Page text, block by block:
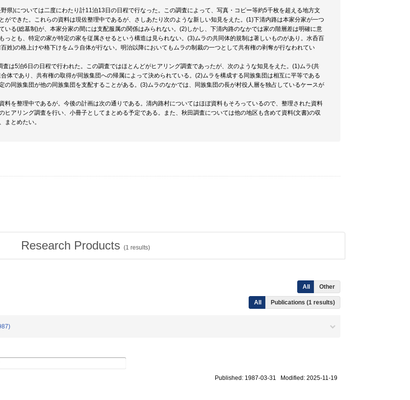
県)については二度にわたり計11泊13日の日程で行なった。この調査によって、写真・コピー等約5千枚を超える地方文
ができた。これらの資料は現佐整理中であるが、さしあたり次のような新しい知見をえた。(1)下清内路は本家分家が一つ
いる(総墓制)が、本家分家の間には支配服属の関係はみられない。(2)しかし、下清内路のなかでは家の階層差は明確に意
っとも、特定の家が特定の家を従属させるという構造は見られない。(3)ムラの共同体的規制は著しいものがあり。水呑百
姓)の格上けや格下けをムラ自体が行ない。明治以降においてもムラの制裁の一つとして共有権の剥奪が行なわれてい
査は5泊6日の日程で行われた。この調査ではほとんどがヒアリング調査であったが、次のような知見をえた。(1)ムラ(共
体であり、共有権の取得が同族集団への帰属によって決められている。(2)ムラを構成する同族集団は相互に平等である
の同族集団が他の同族集団を支配することがある。(3)ムラのなかでは、同族集団の長が村役人層を独占しているケースが
料を整理中であるが。今後の計画は次の通りである。清内路村についてはほぼ資料もそろっているので、整理された資料
ヒアリング調査を行い、小冊子としてまとめる予定である。また、秋田調査については他の地区も含めて資料(文書)の収
まとめたい。
Research Products (1 results)
All Other
All Publications (1 results)
Published: 1987-03-31 Modified: 2025-11-19